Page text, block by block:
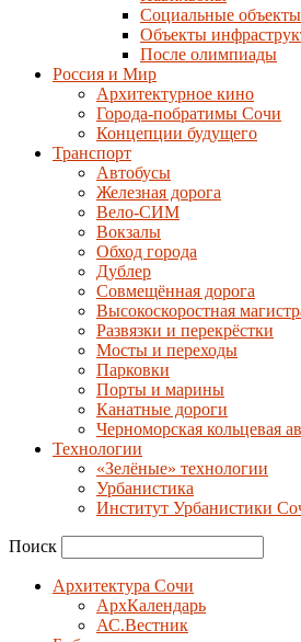
Социальные объекты
Объекты
После олимпиады
Россия и Мир
Архитектурное кино
Города-побратимы Сочи
Концепции будущего
Транспорт
Автобусы
Железная дорога
Вело-СИМ
Вокзалы
Обход города
Дублер
Совмещённая дорога
Высокоскоростная
Развязки и перекрёстки
Мосты и переходы
Парковки
Порты и марины
Канатные дороги
Черноморская кольцевая
Технологии
«Зелёные» технологии
Урбанистика
Институт Урбанистики
Поиск
Архитектура Сочи
АрхКалендарь
АС.Вестник